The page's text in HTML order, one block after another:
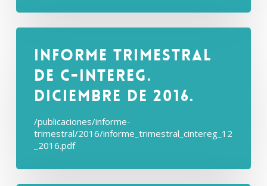
Informe Trimestral
de C-intereg.
Diciembre de 2016.
/publicaciones/informe-
trimestral/2016/informe_trimestral_cintereg_12
_2016.pdf